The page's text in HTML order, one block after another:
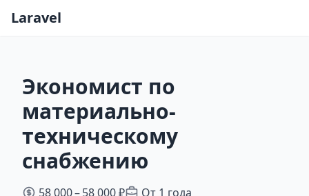
Laravel
Экономист по
материально-
техническому
снабжению
58 000 – 58 000 ₽
От 1 года